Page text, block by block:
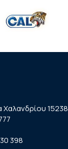
Χαλανδρίου 15238
398